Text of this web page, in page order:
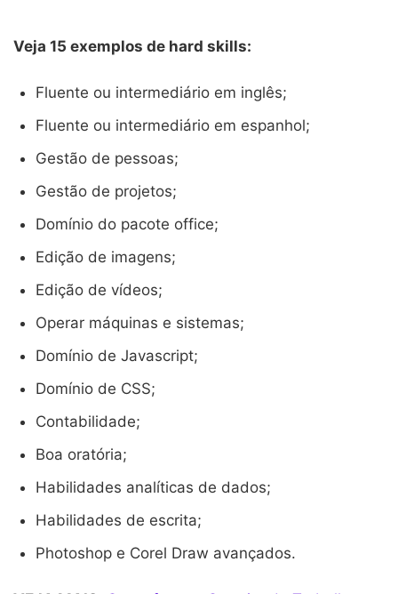
Veja 15 exemplos de hard skills:
Fluente ou intermediário em inglês;
Fluente ou intermediário em espanhol;
Gestão de pessoas;
Gestão de projetos;
Domínio do pacote office;
Edição de imagens;
Edição de vídeos;
Operar máquinas e sistemas;
Domínio de Javascript;
Domínio de CSS;
Contabilidade;
Boa oratória;
Habilidades analíticas de dados;
Habilidades de escrita;
Photoshop e Corel Draw avançados.